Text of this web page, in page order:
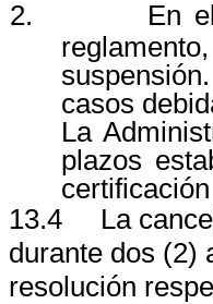
2.
En
casos
La
plazos
13.4
La
durante dos (2)
resolución